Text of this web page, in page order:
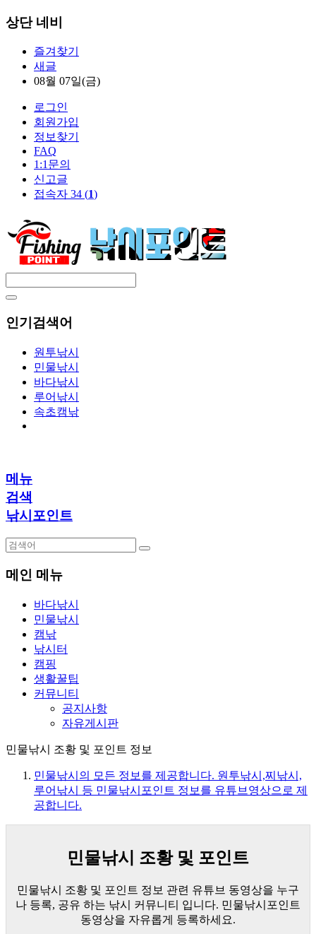
상단 네비
즐겨찾기
새글
08월 07일(금)
로그인
회원가입
정보찾기
FAQ
1:1문의
신고글
접속자 34 (1)
인기검색어
원투낚시
민물낚시
바다낚시
루어낚시
속초캠낚
메뉴
검색
낚시포인트
메인 메뉴
바다낚시
민물낚시
캠낚
낚시터
캠핑
생활꿀팁
커뮤니티
공지사항
자유게시판
민물낚시 조황 및 포인트 정보
민물낚시의 모든 정보를 제공합니다. 원투낚시,찌낚시,
루어낚시 등 민물낚시포인트 정보를 유튜브영상으로 제
공합니다.
민물낚시 조황 및 포인트
민물낚시 조황 및 포인트 정보 관련 유튜브 동영상을 누구
나 등록, 공유 하는 낚시 커뮤니티 입니다. 민물낚시포인트
동영상을 자유롭게 등록하세요.